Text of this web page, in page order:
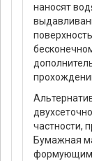
наносят
частности,
Бумажная